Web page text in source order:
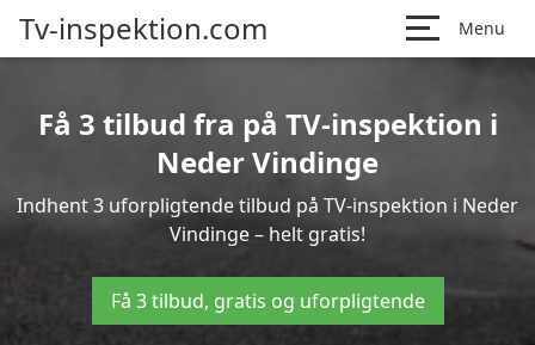
Tv-inspektion.com Menu
Få 3 tilbud fra på TV-inspektion i
Neder Vindinge
Indhent 3 uforpligtende tilbud på TV-inspektion i Neder
Vindinge – helt gratis!
Få 3 tilbud, gratis og uforpligtende